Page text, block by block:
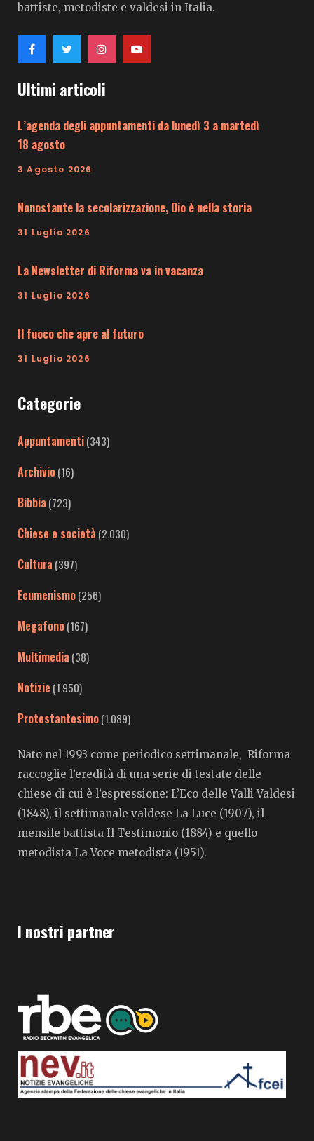
battiste, metodiste e valdesi in Italia.
Ultimi articoli
L’agenda degli appuntamenti da lunedì 3 a martedì
18 agosto
3 Agosto 2026
Nonostante la secolarizzazione, Dio è nella storia
31 Luglio 2026
La Newsletter di Riforma va in vacanza
31 Luglio 2026
Il fuoco che apre al futuro
31 Luglio 2026
Categorie
Appuntamenti(343)
Archivio(16)
Bibbia (723)
Chiese e società (2.030)
Cultura (397)
Ecumenismo(256)
Megafono(167)
Multimedia (38)
Notizie (1.950)
Protestantesimo(1.089)
Nato nel 1993 come periodico settimanale, Riforma
raccoglie l’eredità di una serie di testate delle
chiese di cui è l’espressione: L’Eco delle Valli Valdesi
(1848), il settimanale valdese La Luce (1907), il
mensile battista Il Testimonio (1884) e quello
metodista La Voce metodista (1951).
I nostri partner